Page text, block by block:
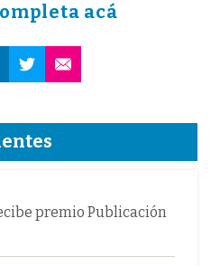
acá
premio Publicación